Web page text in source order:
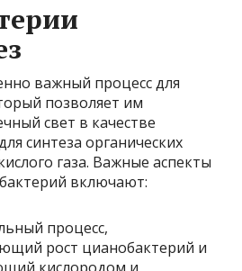
важный процесс для
позволяет им
свет в качестве
синтеза органических
газа. Важные аспекты
включают:
процесс,
рост цианобактерий и